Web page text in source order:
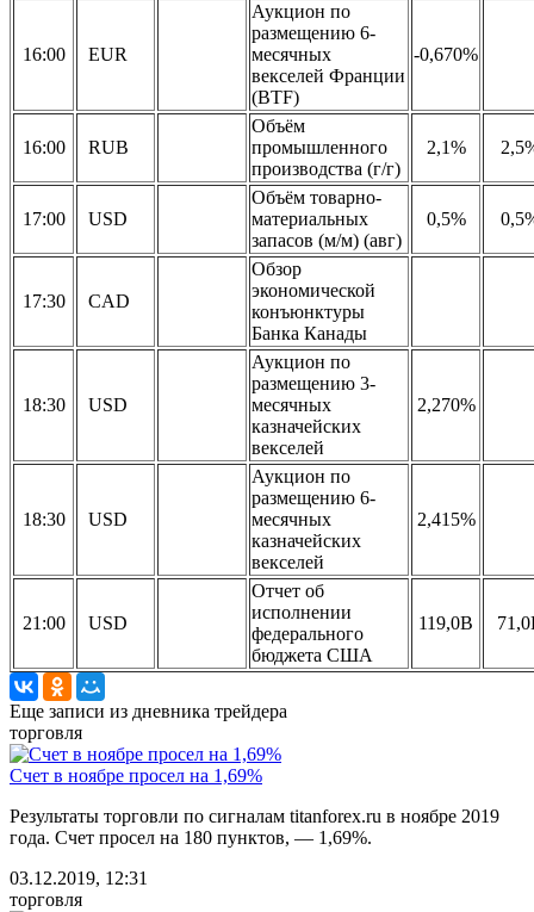
16:00 EUR
Аукцион по
размещению 6-
месячных
векселей Франции
(BTF)
-0,670%
16:00 RUB
Объём
промышленного
производства (г/г)
2,1%
17:00 USD
Объём товарно-
материальных
запасов (м/м) (авг)
0,5%
17:30 CAD
Обзор
экономической
конъюнктуры
Банка Канады
18:30 USD
Аукцион по
размещению 3-
месячных
казначейских
векселей
2,270%
18:30 USD
Аукцион по
размещению 6-
месячных
казначейских
векселей
2,415%
21:00 USD
Отчет об
исполнении
федерального
бюджета США
119,0B
Еще записи из дневника трейдера
торговля
Счет в ноябре просел на 1,69%
Результаты торговли по сигналам titanforex.ru в ноябре 2019
года. Счет просел на 180 пунктов, — 1,69%.
03.12.2019, 12:31
торговля